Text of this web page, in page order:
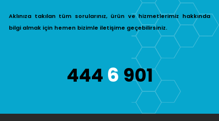
Aklınıza takılan tüm sorularınız, ürün ve hizmetlerimiz hakkında
bilgi almak için hemen bizimle iletişime geçebilirsiniz.
444 6 901